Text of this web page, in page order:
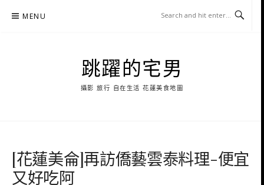
MENU
跳躍的宅男
攝影 旅行 自在生活 花蓮美食地圖
[花蓮美侖]再訪僑藝雲泰料理-便宜
又好吃阿